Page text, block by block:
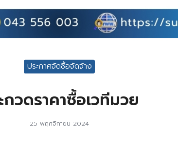
ประกาศจัดซื้อจัดจ้าง
กวดราคาซื้อเวทีมวย
25 พฤศจิกายน 2024